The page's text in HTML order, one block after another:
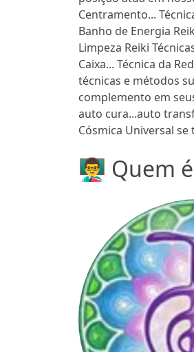
Centramento...
Banho de Energia
Limpeza Reiki
Caixa... Técnica da
técnicas e métodos
complemento em
auto cura...auto
Cósmica Universal
👨‍🏫 Quem